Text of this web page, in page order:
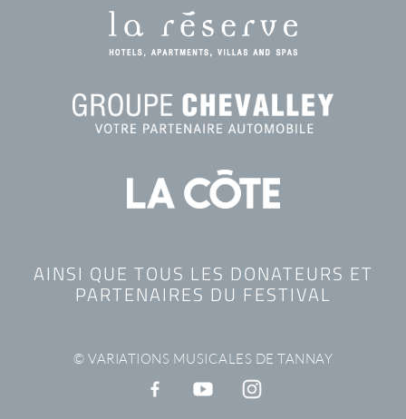
AINSI QUE TOUS LES DONATEURS ET
PARTENAIRES DU FESTIVAL
© VARIATIONS MUSICALES DE TANNAY